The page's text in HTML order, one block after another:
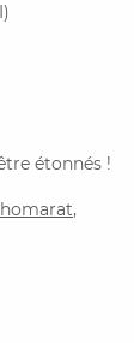
étonnés !
,